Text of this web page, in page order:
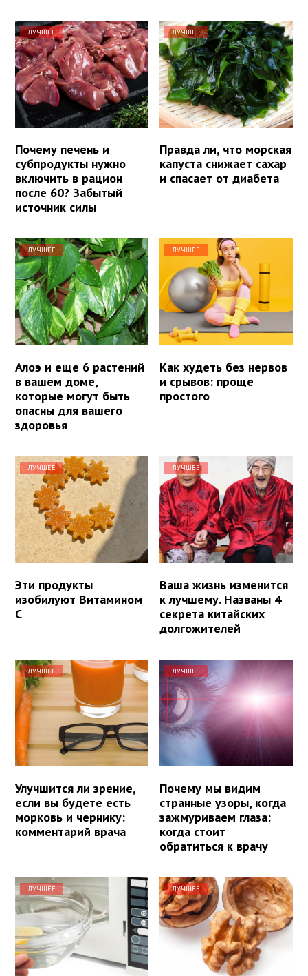
ЛУЧШЕЕ
Почему печень и
субпродукты нужно
включить в рацион
после 60? Забытый
источник силы
ЛУЧШЕЕ
Правда ли, что морская
капуста снижает сахар
и спасает от диабета
ЛУЧШЕЕ
Алоэ и еще 6 растений
в вашем доме,
которые могут быть
опасны для вашего
здоровья
ЛУЧШЕЕ
Как худеть без нервов
и срывов: проще
простого
ЛУЧШЕЕ
Эти продукты
изобилуют Витамином
С
ЛУЧШЕЕ
Ваша жизнь изменится
к лучшему. Названы 4
секрета китайских
долгожителей
ЛУЧШЕЕ
Улучшится ли зрение,
если вы будете есть
морковь и чернику:
комментарий врача
ЛУЧШЕЕ
Почему мы видим
странные узоры, когда
зажмуриваем глаза:
когда стоит
обратиться к врачу
ЛУЧШЕЕ ЛУЧШЕЕ